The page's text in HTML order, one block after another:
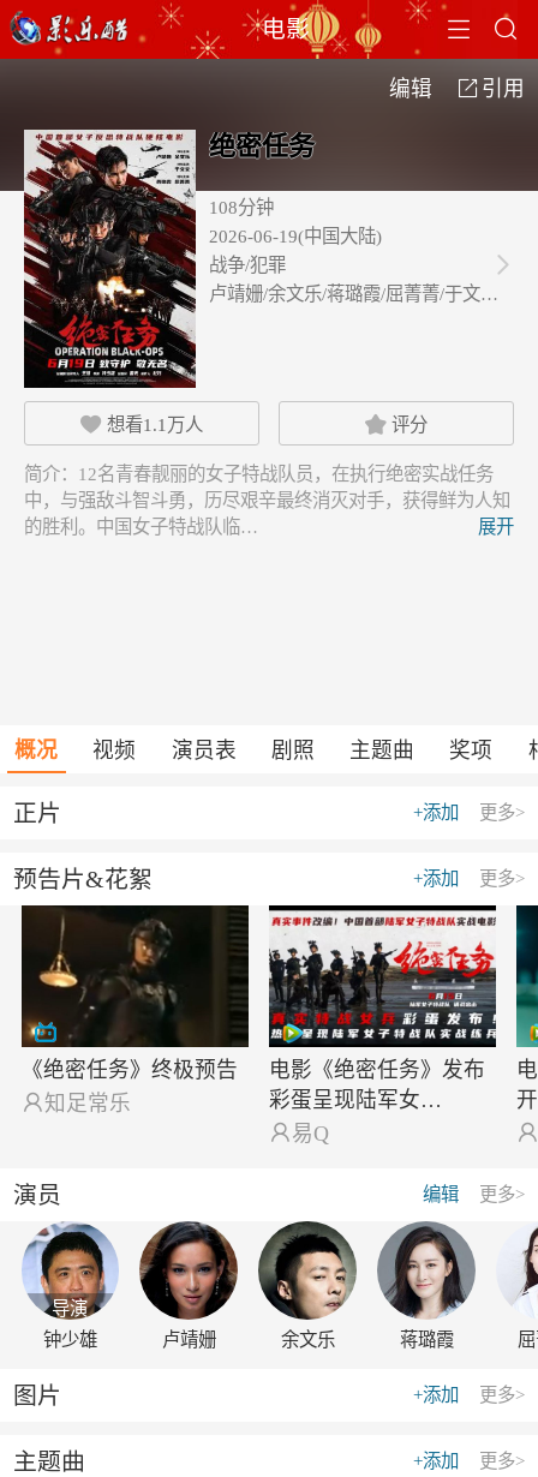
 
电影
编辑  引用
绝密任务
108分钟
2026-06-19(中国大陆)
战争/犯罪
卢靖姗/余文乐/蒋璐霞/屈菁菁/于文文/…

 想看1.1万人  评分
简介： 12名青春靓丽的女子特战队员，在执行绝密实战任务
中，与强敌斗智斗勇，历尽艰辛最终消灭对手，获得鲜为人知
的胜利。中国女子特战队临…
展开
概况 视频 演员表 剧照 主题曲 奖项
更多>
+添加
正片
更多>
+添加
预告片&花絮
《绝密任务》终极预告
 知足常乐
电影《绝密任务》发布
彩蛋呈现陆军女…
 易Q
更多>
编辑
演员
导演
钟少雄
卢靖姗 余文乐 蒋璐霞
更多>
+添加
图片
更多>
+添加
主题曲